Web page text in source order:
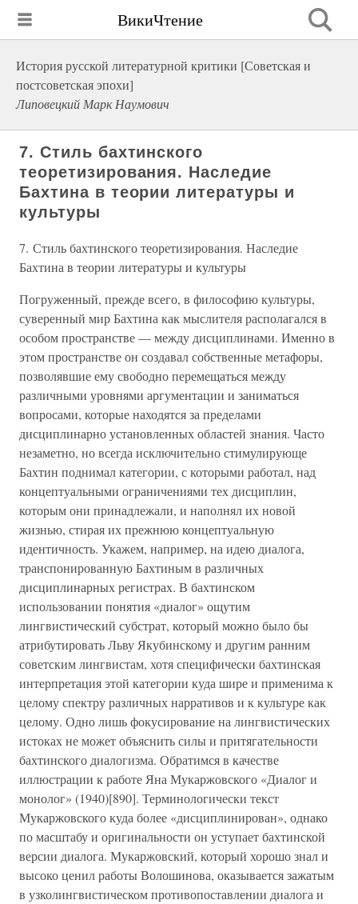
ВикиЧтение
История русской литературной критики [Советская и
постсоветская эпохи]
Липовецкий Марк Наумович
7. Стиль бахтинского
теоретизирования. Наследие
Бахтина в теории литературы и
культуры
7. Стиль бахтинского теоретизирования. Наследие
Бахтина в теории литературы и культуры
Погруженный, прежде всего, в философию культуры,
суверенный мир Бахтина как мыслителя располагался в
особом пространстве — между дисциплинами. Именно в
этом пространстве он создавал собственные метафоры,
позволявшие ему свободно перемещаться между
различными уровнями аргументации и заниматься
вопросами, которые находятся за пределами
дисциплинарно установленных областей знания. Часто
незаметно, но всегда исключительно стимулирующе
Бахтин поднимал категории, с которыми работал, над
концептуальными ограничениями тех дисциплин,
которым они принадлежали, и наполнял их новой
жизнью, стирая их прежнюю концептуальную
идентичность. Укажем, например, на идею диалога,
транспонированную Бахтиным в различных
дисциплинарных регистрах. В бахтинском
использовании понятия «диалог» ощутим
лингвистический субстрат, который можно было бы
атрибутировать Льву Якубинскому и другим ранним
советским лингвистам, хотя специфически бахтинская
интерпретация этой категории куда шире и применима к
целому спектру различных нарративов и к культуре как
целому. Одно лишь фокусирование на лингвистических
истоках не может объяснить силы и притягательности
бахтинского диалогизма. Обратимся в качестве
иллюстрации к работе Яна Мукаржовского «Диалог и
монолог» (1940)[890]. Терминологически текст
Мукаржовского куда более «дисциплинирован», однако
по масштабу и оригинальности он уступает бахтинской
версии диалога. Мукаржовский, который хорошо знал и
высоко ценил работы Волошинова, оказывается зажатым
в узколингвистическом противопоставлении диалога и